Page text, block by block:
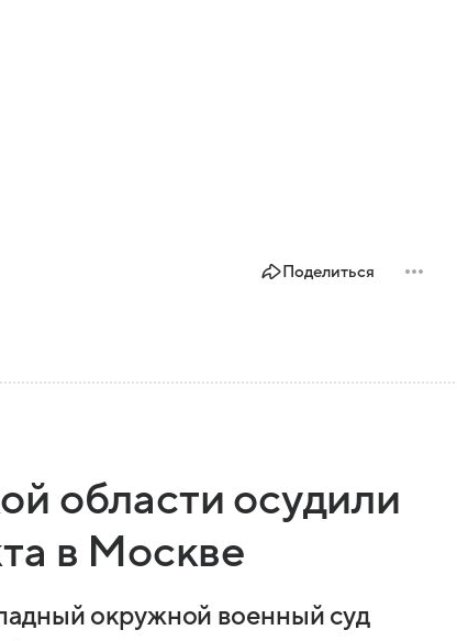
Поделиться
области осудили
в Москве
окружной военный суд